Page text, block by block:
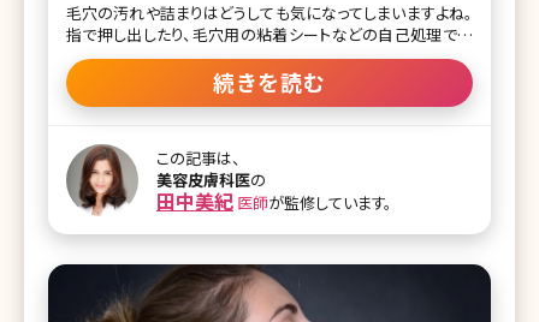
毛穴の汚れや詰まりはどうしても気になってしまいますよね。
指で押し出したり、毛穴用の粘着シートなどの自己処理で無
理に毛穴詰まりを解消しようとするとお肌を傷つけてしまった
り、負荷がかかることによって毛穴が広がってしまい目立って
しまうなどトラブルの原因となります。 ハイドラフェイシャルは
液の導入までしてくれる施術です。独自の水流を用いた技術
を搭載しているため乾燥や肌荒れなどピーリングで起こりう
るリスクを最小限に抑えてくれるところも嬉しいポイントです。
どんな効果があり、なぜ多くのクリニックで採用されているほ
ど人気なのか詳しくお話ししていきます。 【監修医師からのワ
類のピーリング剤が導入されてきました。その中でもハイドラ
フェイシャルはダウンタイムがほぼなく、ツルっとするだけで
続きを読む
この記事は、
美容皮膚科医の
田中美紀 医師が監修しています。